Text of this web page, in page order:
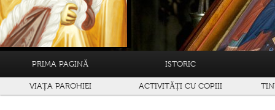
PRIMA PAGINĂ ISTORIC
VIAȚA PAROHIEI ACTIVITĂȚI CU COPIII